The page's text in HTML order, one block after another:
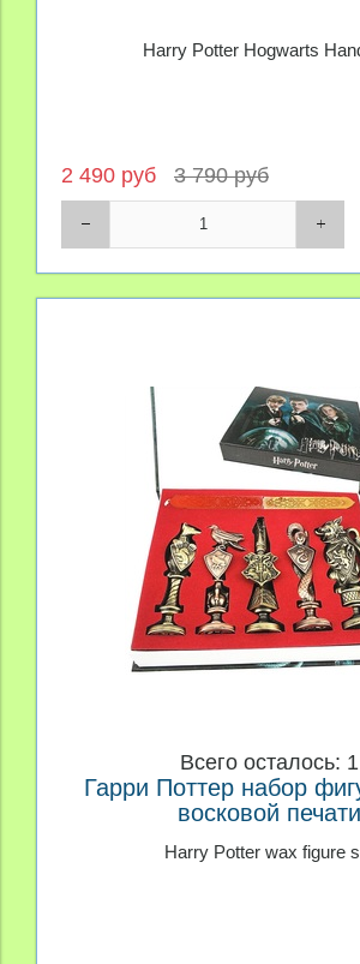
Harry Potter Hogwarts
2 490 руб 3 790 руб
Всего осталось: 1
Гарри Поттер набор
восковой печати
Harry Potter wax figure